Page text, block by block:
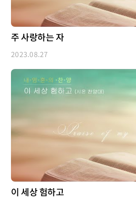
주 사랑하는 자
2023.08.27
이 세상 험하고